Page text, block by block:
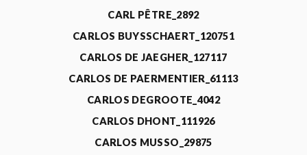
CARL PÊTRE_2892
CARLOS BUYSSCHAERT_120751
CARLOS DE JAEGHER_127117
CARLOS DE PAERMENTIER_61113
CARLOS DEGROOTE_4042
CARLOS DHONT_111926
CARLOS MUSSO_29875